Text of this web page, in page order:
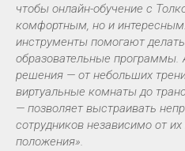
чтобы онлайн-обучение с
комфортным, но и
инструменты помогают
образовательные
решения — от небольших
виртуальные комнаты до
— позволяет выстраивать
сотрудников независимо от
положения».